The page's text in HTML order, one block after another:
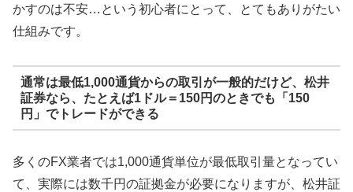
かすのは不安…という初心者にとって、とてもありがたい
仕組みです。
通常は最低1,000通貨からの取引が一般的だけど、松井
証券なら、たとえば1ドル＝150円のときでも「150
円」でトレードができる
多くのFX業者では1,000通貨単位が最低取引量となってい
て、実際には数千円の証拠金が必要になりますが、松井証